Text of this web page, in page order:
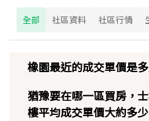
全部 社區資料 社區行情
橡園最近的成交單價是
猶豫要在哪一區買房，
樓平均成交單價大約多